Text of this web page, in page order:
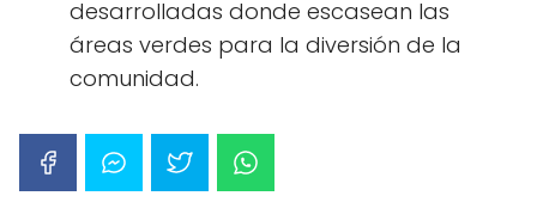
desarrolladas donde escasean las
áreas verdes para la diversión de la
comunidad.